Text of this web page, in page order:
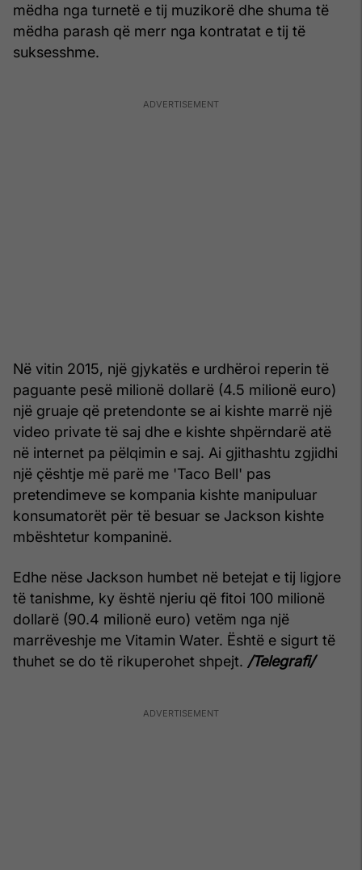
mëdha nga turnetë e tij muzikorë dhe shuma të
mëdha parash që merr nga kontratat e tij të
suksesshme.
Në vitin 2015, një gjykatës e urdhëroi reperin të
paguante pesë milionë dollarë (4.5 milionë euro)
një gruaje që pretendonte se ai kishte marrë një
video private të saj dhe e kishte shpërndarë atë
në internet pa pëlqimin e saj. Ai gjithashtu zgjidhi
një çështje më parë me 'Taco Bell' pas
pretendimeve se kompania kishte manipuluar
konsumatorët për të besuar se Jackson kishte
mbështetur kompaninë.
Edhe nëse Jackson humbet në betejat e tij ligjore
të tanishme, ky është njeriu që fitoi 100 milionë
dollarë (90.4 milionë euro) vetëm nga një
marrëveshje me Vitamin Water. Është e sigurt të
thuhet se do të rikuperohet shpejt. /Telegrafi/